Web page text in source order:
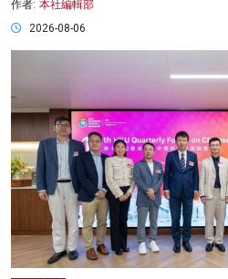
作者: 本社編輯部
2026-08-06